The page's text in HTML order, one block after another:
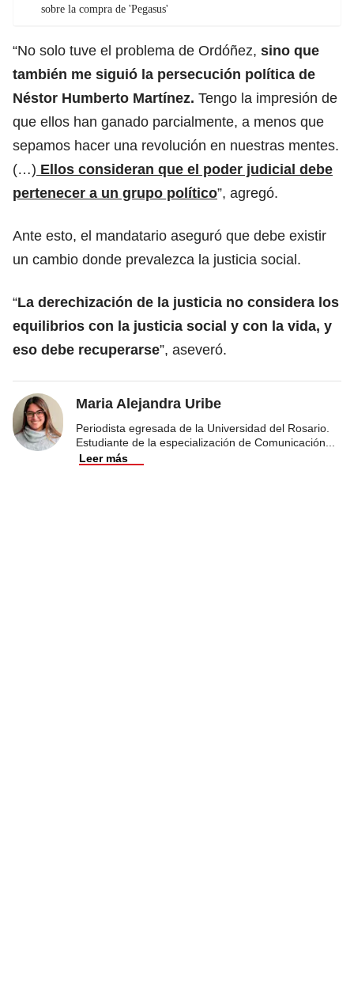
sobre la compra de 'Pegasus'
“No solo tuve el problema de Ordóñez, sino que
también me siguió la persecución política de
Néstor Humberto Martínez. Tengo la impresión de
que ellos han ganado parcialmente, a menos que
sepamos hacer una revolución en nuestras mentes.
(…) Ellos consideran que el poder judicial debe
pertenecer a un grupo político”, agregó.
Ante esto, el mandatario aseguró que debe existir
un cambio donde prevalezca la justicia social.
“La derechización de la justicia no considera los
equilibrios con la justicia social y con la vida, y
eso debe recuperarse”, aseveró.
Maria Alejandra Uribe
Periodista egresada de la Universidad del Rosario.
Estudiante de la especialización de Comunicación
Leer más